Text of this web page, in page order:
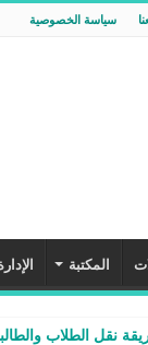
سياسة الخصوصية
المكتبة
نقل الطلاب